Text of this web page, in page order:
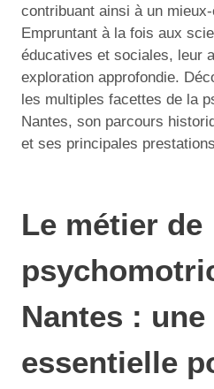
contribuant ainsi à un
Empruntant à la fois aux
éducatives et sociales, leur
exploration approfondie.
les multiples facettes de la
Nantes, son parcours
et ses principales
Le métier de
Nantes :
essentielle